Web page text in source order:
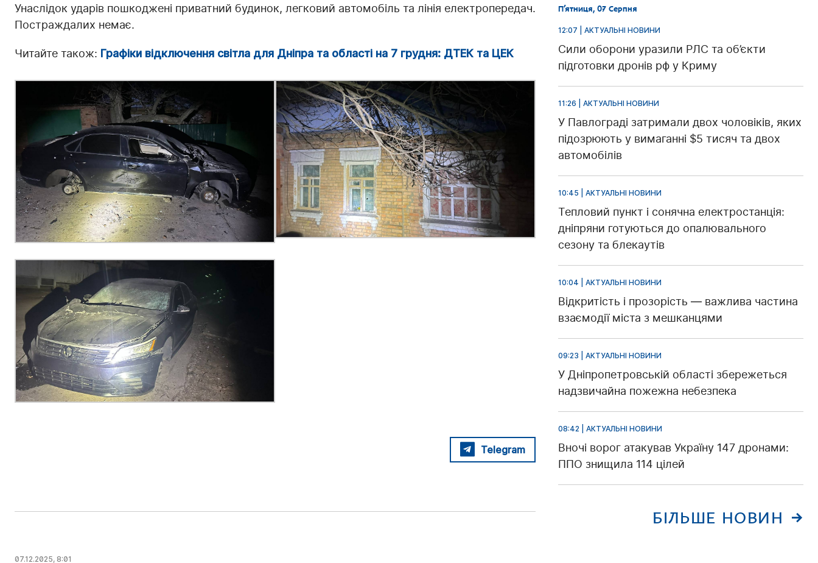
Унаслідок ударів пошкоджені приватний будинок, легковий автомобіль та лінія електропередач.
Постраждалих немає.
Читайте також: Графіки відключення світла для Дніпра та області на 7 грудня: ДТЕК та ЦЕК
Telegram
07.12.2025, 8:01
П’ятниця, 07 Серпня
12:07 | АКТУАЛЬНІ НОВИНИ
Сили оборони уразили РЛС та об’єкти
підготовки дронів рф у Криму
11:26 | АКТУАЛЬНІ НОВИНИ
У Павлограді затримали двох чоловіків, яких
підозрюють у вимаганні $5 тисяч та двох
автомобілів
10:45 | АКТУАЛЬНІ НОВИНИ
Тепловий пункт і сонячна електростанція:
дніпряни готуються до опалювального
сезону та блекаутів
10:04 | АКТУАЛЬНІ НОВИНИ
Відкритість і прозорість — важлива частина
взаємодії міста з мешканцями
09:23 | АКТУАЛЬНІ НОВИНИ
У Дніпропетровській області збережеться
надзвичайна пожежна небезпека
08:42 | АКТУАЛЬНІ НОВИНИ
Вночі ворог атакував Україну 147 дронами:
ППО знищила 114 цілей
БІЛЬШЕ НОВИН